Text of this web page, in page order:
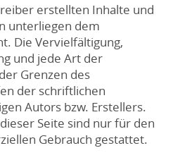
erstellten Inhalte und
unterliegen dem
Die Vervielfältigung,
und jede Art der
Grenzen des
der schriftlichen
Autors bzw. Erstellers.
Seite sind nur für den
Gebrauch gestattet.